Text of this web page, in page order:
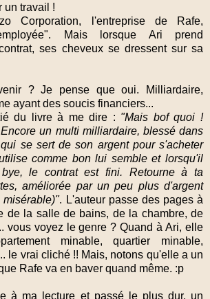
un travail !
Corporation, l'entreprise de Rafe,
Mais lorsque Ari prend
ses cheveux se dressent sur sa
? Je pense que oui. Milliardaire,
ayant des soucis financiers...
du livre à me dire : "Mais bof quoi !
un multi milliardaire, blessé dans
se sert de son argent pour s'acheter
comme bon lui semble et lorsqu'il
le contrat est fini. Retourne à ta
améliorée par un peu plus d'argent
misérable)". L'auteur passe des pages à
de la salle de bains, de la chambre, de
vous voyez le genre ? Quand à Ari, elle
minable, quartier minable,
le vrai cliché !! Mais, notons qu'elle a un
Rafe va en baver quand même. :p
à ma lecture et passé le plus dur, un